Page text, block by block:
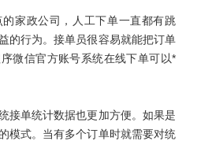
家政公司，人工下单一直都有跳
的行为。接单员很容易就能把订单
微信官方账号系统在线下单可以*
接单统计数据也更加方便。如果是
模式。当有多个订单时就需要对统